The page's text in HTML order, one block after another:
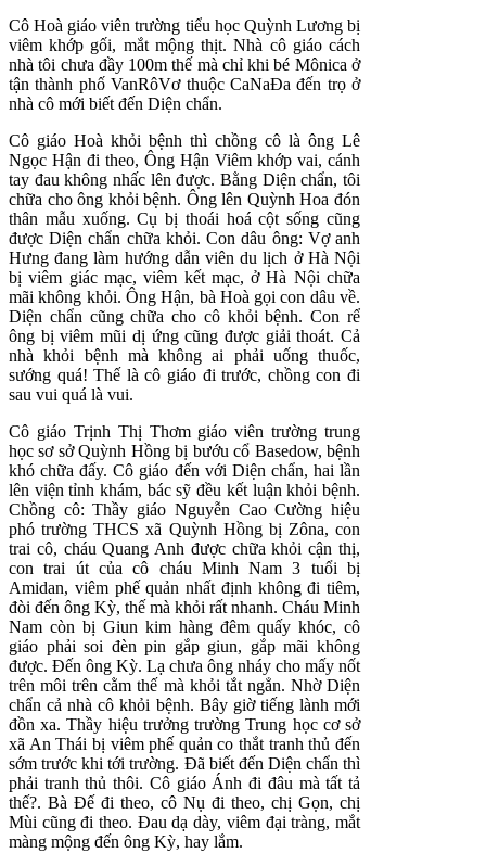
Cô Hoà giáo viên trường tiểu học Quỳnh Lương bị
viêm khớp gối, mắt mộng thịt. Nhà cô giáo cách
nhà tôi chưa đầy 100m thế mà chỉ khi bé Mônica ở
tận thành phố VanRôVơ thuộc CaNaĐa đến trọ ở
nhà cô mới biết đến Diện chẩn.
Cô giáo Hoà khỏi bệnh thì chồng cô là ông Lê
Ngọc Hận đi theo, Ông Hận Viêm khớp vai, cánh
tay đau không nhấc lên được. Bằng Diện chẩn, tôi
chữa cho ông khỏi bệnh. Ông lên Quỳnh Hoa đón
thân mẫu xuống. Cụ bị thoái hoá cột sống cũng
được Diện chẩn chữa khỏi. Con dâu ông: Vợ anh
Hưng đang làm hướng dẫn viên du lịch ở Hà Nội
bị viêm giác mạc, viêm kết mạc, ở Hà Nội chữa
mãi không khỏi. Ông Hận, bà Hoà gọi con dâu về.
Diện chẩn cũng chữa cho cô khỏi bệnh. Con rể
ông bị viêm mũi dị ứng cũng được giải thoát. Cả
nhà khỏi bệnh mà không ai phải uống thuốc,
sướng quá! Thế là cô giáo đi trước, chồng con đi
sau vui quá là vui.
Cô giáo Trịnh Thị Thơm giáo viên trường trung
học sơ sở Quỳnh Hồng bị bướu cổ Basedow, bệnh
khó chữa đấy. Cô giáo đến với Diện chẩn, hai lần
lên viện tỉnh khám, bác sỹ đều kết luận khỏi bệnh.
Chồng cô: Thầy giáo Nguyễn Cao Cường hiệu
phó trường THCS xã Quỳnh Hồng bị Zôna, con
trai cô, cháu Quang Anh được chữa khỏi cận thị,
con trai út của cô cháu Minh Nam 3 tuổi bị
Amidan, viêm phế quản nhất định không đi tiêm,
đòi đến ông Kỳ, thế mà khỏi rất nhanh. Cháu Minh
Nam còn bị Giun kim hàng đêm quấy khóc, cô
giáo phải soi đèn pin gắp giun, gắp mãi không
được. Đến ông Kỳ. Lạ chưa ông nháy cho mấy nốt
trên môi trên cằm thế mà khỏi tắt ngẳn. Nhờ Diện
chẩn cả nhà cô khỏi bệnh. Bây giờ tiếng lành mới
đồn xa. Thầy hiệu trưởng trường Trung học cơ sở
xã An Thái bị viêm phế quản co thắt tranh thủ đến
sớm trước khi tới trường. Đã biết đến Diện chẩn thì
phải tranh thủ thôi. Cô giáo Ánh đi đâu mà tất tả
thế?. Bà Đế đi theo, cô Nụ đi theo, chị Gọn, chị
Mùi cũng đi theo. Đau dạ dày, viêm đại tràng, mắt
màng mộng đến ông Kỳ, hay lắm.